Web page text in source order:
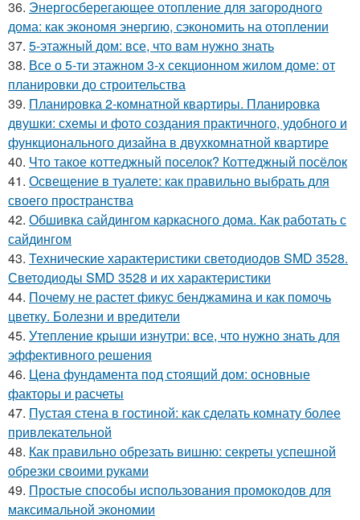
36. Энергосберегающее отопление для загородного
дома: как экономя энергию, сэкономить на отоплении
37. 5-этажный дом: все, что вам нужно знать
38. Все о 5-ти этажном 3-х секционном жилом доме: от
планировки до строительства
39. Планировка 2-комнатной квартиры. Планировка
двушки: схемы и фото создания практичного, удобного и
функционального дизайна в двухкомнатной квартире
40. Что такое коттеджный поселок? Коттеджный посёлок
41. Освещение в туалете: как правильно выбрать для
своего пространства
42. Обшивка сайдингом каркасного дома. Как работать с
сайдингом
43. Технические характеристики светодиодов SMD 3528.
Светодиоды SMD 3528 и их характеристики
44. Почему не растет фикус бенджамина и как помочь
цветку. Болезни и вредители
45. Утепление крыши изнутри: все, что нужно знать для
эффективного решения
46. Цена фундамента под стоящий дом: основные
факторы и расчеты
47. Пустая стена в гостиной: как сделать комнату более
привлекательной
48. Как правильно обрезать вишню: секреты успешной
обрезки своими руками
49. Простые способы использования промокодов для
максимальной экономии